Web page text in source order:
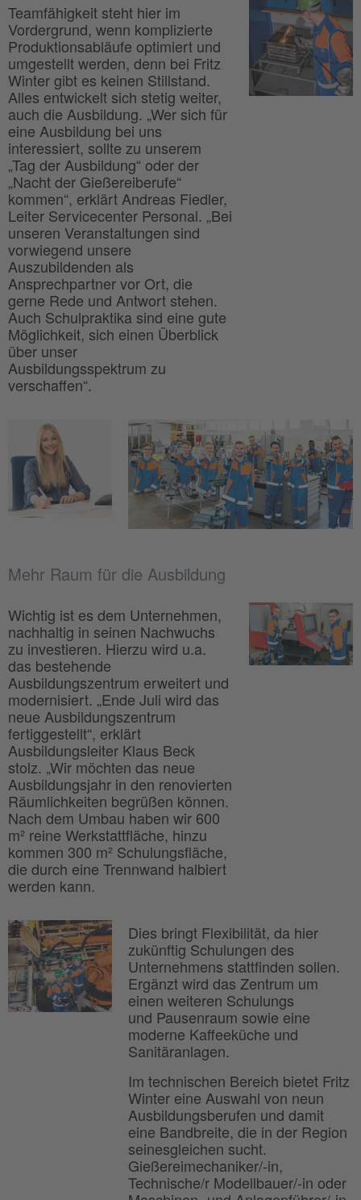
Teamfähigkeit steht hier im
Vordergrund, wenn komplizierte
Produktionsabläufe optimiert und
umgestellt werden, denn bei Fritz
Winter gibt es keinen Stillstand.
Alles entwickelt sich stetig weiter,
auch die Ausbildung. „Wer sich für
eine Ausbildung bei uns
interessiert, sollte zu unserem
„Tag der Ausbildung“ oder der
„Nacht der Gießereiberufe“
kommen“, erklärt Andreas Fiedler,
Leiter Servicecenter Personal. „Bei
unseren Veranstaltungen sind
vorwiegend unsere
Auszubildenden als
Ansprechpartner vor Ort, die
gerne Rede und Antwort stehen.
Auch Schulpraktika sind eine gute
Möglichkeit, sich einen Überblick
über unser
Ausbildungsspektrum zu
verschaffen“.
Mehr Raum für die Ausbildung
Wichtig ist es dem Unternehmen,
nachhaltig in seinen Nachwuchs
zu investieren. Hierzu wird u.a.
das bestehende
Ausbildungszentrum erweitert und
modernisiert. „Ende Juli wird das
neue Ausbildungszentrum
fertiggestellt“, erklärt
Ausbildungsleiter Klaus Beck
stolz. „Wir möchten das neue
Ausbildungsjahr in den renovierten
Räumlichkeiten begrüßen können.
Nach dem Umbau haben wir 600
m² reine Werkstattfläche, hinzu
kommen 300 m² Schulungsfläche,
die durch eine Trennwand halbiert
werden kann.
Dies bringt Flexibilität, da hier
zukünftig Schulungen des
Unternehmens stattfinden sollen.
Ergänzt wird das Zentrum um
einen weiteren Schulungs
und Pausenraum sowie eine
moderne Kaffeeküche und
Sanitäranlagen.
Im technischen Bereich bietet Fritz
Winter eine Auswahl von neun
Ausbildungsberufen und damit
eine Bandbreite, die in der Region
seinesgleichen sucht.
Gießereimechaniker/-in,
Technische/r Modellbauer/-in oder